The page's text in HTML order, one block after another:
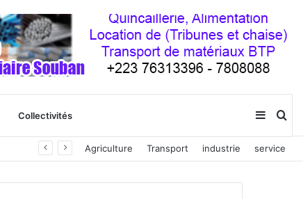
Collectivités
(barre
Agriculture Transport industrie service